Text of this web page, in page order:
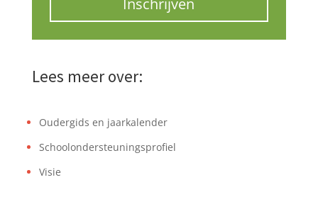
Inschrijven
Lees meer over:
Oudergids en jaarkalender
Schoolondersteuningsprofiel
Visie